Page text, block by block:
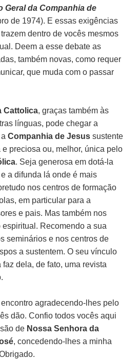
Geral da Companhia de
de 1974). E essas exigências
dentro de vocês mesmos
Deem a esse debate as
também novas, como requer
que muda com o passar
Cattolica, graças também às
línguas, pode chegar a
aCompanhia de Jesus sustente
preciosa ou, melhor, única pelo
. Seja generosa em dotá-la
a difunda lá onde é mais
nos centros de formação
em particular para a
e pais. Mas também nos
espiritual. Recomendo a sua
seminários e nos centros de
a sustentem. O seu vínculo
dela, de fato, uma revista
agradecendo-lhes pelo
dão. Confio todos vocês aqui
de Nossa Senhora da
, concedendo-lhes a minha